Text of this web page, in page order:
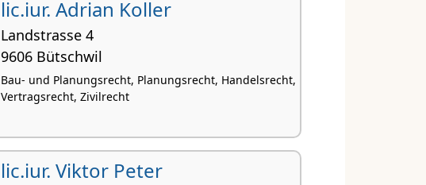
lic.iur. Adrian Koller
Landstrasse 4
9606 Bütschwil
Bau- und Planungsrecht, Planungsrecht, Handelsrecht,
Vertragsrecht, Zivilrecht
lic.iur. Viktor Peter